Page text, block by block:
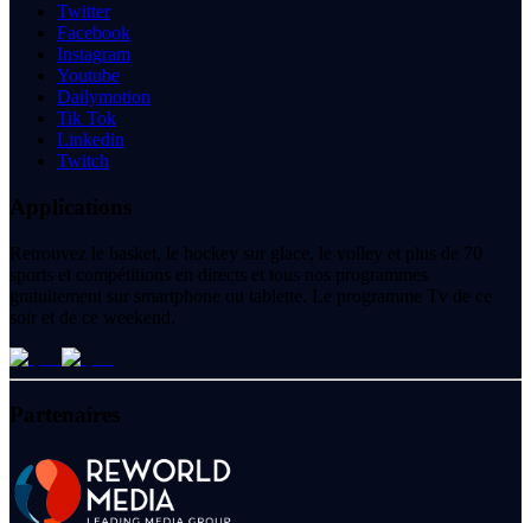
Twitter
Facebook
Instagram
Youtube
Dailymotion
Tik Tok
Linkedin
Twitch
Applications
Retrouvez le basket, le hockey sur glace, le volley et plus de 70
sports et compétitions en directs et tous nos programmes
gratuitement sur smartphone ou tablette. Le programme Tv de ce
soir et de ce weekend.
Partenaires